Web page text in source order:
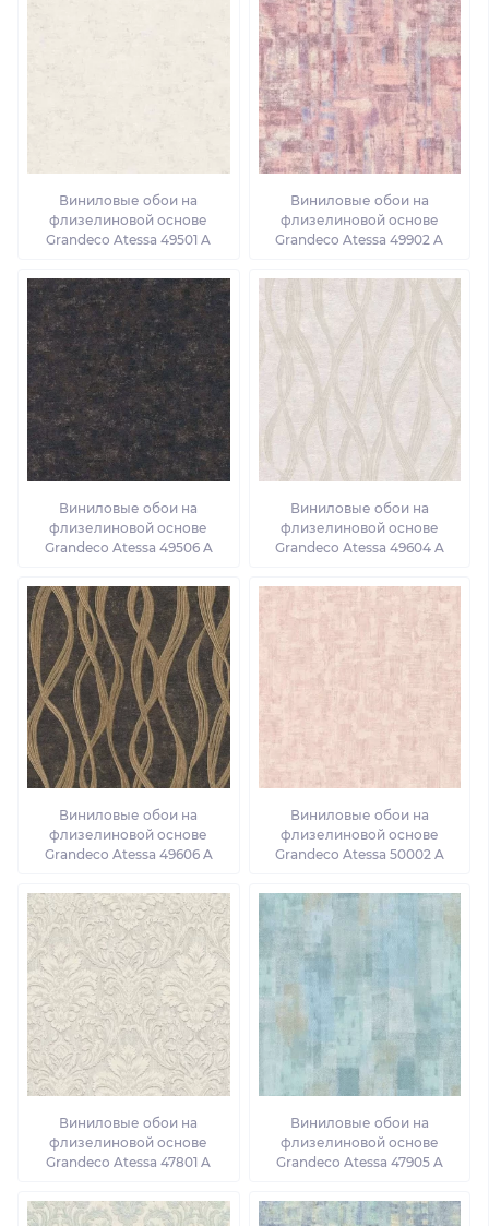
Виниловые обои на
флизелиновой основе
Grandeco Atessa 49501 A
Виниловые обои на
флизелиновой основе
Grandeco Atessa 49902 A
Виниловые обои на
флизелиновой основе
Grandeco Atessa 49506 A
Виниловые обои на
флизелиновой основе
Grandeco Atessa 49604 A
Виниловые обои на
флизелиновой основе
Grandeco Atessa 49606 A
Виниловые обои на
флизелиновой основе
Grandeco Atessa 50002 A
Виниловые обои на
флизелиновой основе
Grandeco Atessa 47801 A
Виниловые обои на
флизелиновой основе
Grandeco Atessa 47905 A